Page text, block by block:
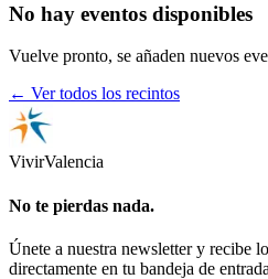
No hay eventos disponibles
Vuelve pronto, se añaden nuevos
← Ver todos los recintos
VivirValencia
No te pierdas nada.
Únete a nuestra newsletter y recibe
directamente en tu bandeja de